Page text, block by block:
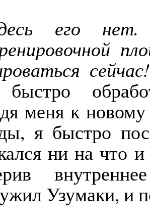
его
меня к
я быстро
ни на что
Узумаки, и